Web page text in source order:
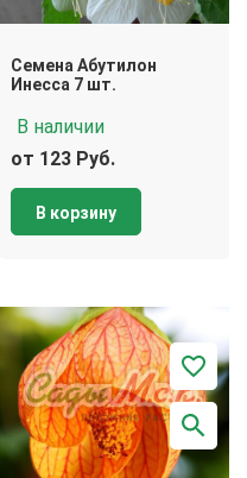
Семена Абутилон
Инесса 7 шт.
В наличии
от 123 Руб.
В корзину